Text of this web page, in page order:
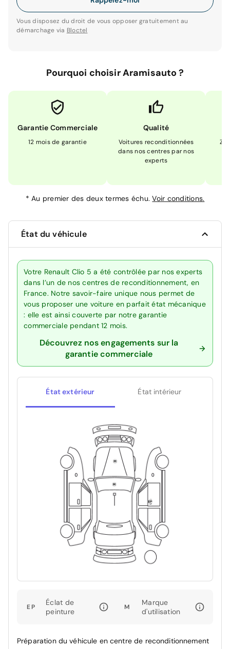
Vous disposez du droit de vous opposer gratuitement au
démarchage via Bloctel
Pourquoi choisir Aramisauto ?
Garantie Commerciale
12 mois de garantie
Qualité
Voitures reconditionnées
dans nos centres par nos
experts
*Au premier des deux termes échu.Voir conditions.
État du véhicule
Votre Renault Clio 5 a été contrôlée par nos experts
dans l’un de nos centres de reconditionnement, en
France. Notre savoir-faire unique nous permet de
vous proposer une voiture en parfait état mécanique
: elle est ainsi couverte par notre garantie
commerciale pendant 12 mois.
Découvrez nos engagements sur la
garantie commerciale
État extérieur État intérieur
EP
Éclat de
peinture
M
Marque
d'utilisation
Préparation du véhicule en centre de reconditionnement